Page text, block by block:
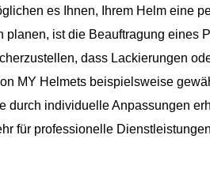
es Ihnen, Ihrem Helm eine
ist die Beauftragung eines
dass Lackierungen
MY Helmets beispielsweise
durch individuelle Anpassungen
für professionelle